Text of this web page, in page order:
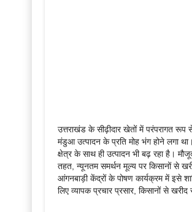
उत्तराखंड के सीढ़ीदार खेतों में परंपरागत
मंडुआ उत्पादन के प्रति मोह भंग होने लगा
क्षेत्र के साथ ही उत्पादन भी बढ़ रहा है।
तहत, न्यूनतम समर्थन मूल्य पर किसानों से
आंगनबाड़ी केंद्रों के पोषण कार्यक्रम में इसे
लिए व्यापक प्रचार प्रसार, किसानों से